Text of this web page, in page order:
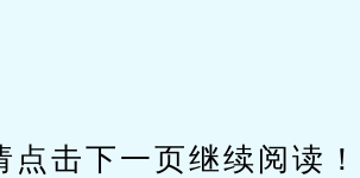
击下一页继续阅读！